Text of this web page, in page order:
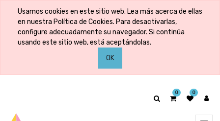
Usamos cookies en este sitio web. Lea más acerca de ellas
en nuestra Política de Cookies. Para desactivarlas,
configure adecuadamente su navegador. Si continúa
usando este sitio web, está aceptándolas.
OK
0 0